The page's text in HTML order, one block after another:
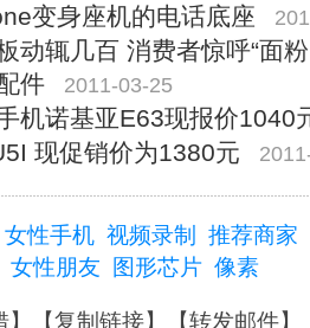
变身座机的电话底座
动辄几百 消费者惊呼“面
件
2011-03-25
机诺基亚E63现报价1040
现促销价为1380元
女性手机 视频录制
推荐商家
女性朋友 图形芯片 像素
】【复制链接】【转发邮件】